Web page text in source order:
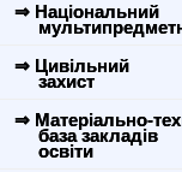
⇒ Національний
⇒ Цивільний
захист
⇒ Матеріально-
база закладів
освіти